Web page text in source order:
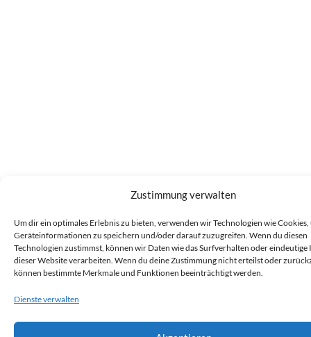
Zustimmung verwalten
Um dir ein optimales Erlebnis zu bieten, verwenden wir Technologien wie Cookies,
Geräteinformationen zu speichern und/oder darauf zuzugreifen. Wenn du diesen
Technologien zustimmst, können wir Daten wie das Surfverhalten oder eindeutige
dieser Website verarbeiten. Wenn du deine Zustimmung nicht erteilst oder
können bestimmte Merkmale und Funktionen beeinträchtigt werden.
Dienste verwalten